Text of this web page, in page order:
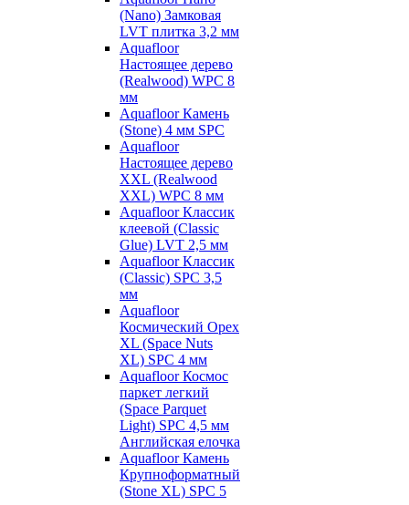
(Nano) Замковая
LVT плитка 3,2 мм
Aquafloor
Настоящее дерево
(Realwood) WPC 8
мм
Aquafloor Камень
(Stone) 4 мм SPC
Aquafloor
Настоящее дерево
XXL (Realwood
XXL) WPC 8 мм
Aquafloor Классик
клеевой (Classic
Glue) LVT 2,5 мм
Aquafloor Классик
(Classic) SPC 3,5
мм
Aquafloor
Космический Орех
XL (Space Nuts
XL) SPC 4 мм
Aquafloor Космос
паркет легкий
(Space Parquet
Light) SPC 4,5 мм
Английская елочка
Aquafloor Камень
Крупноформатный
(Stone XL) SPC 5